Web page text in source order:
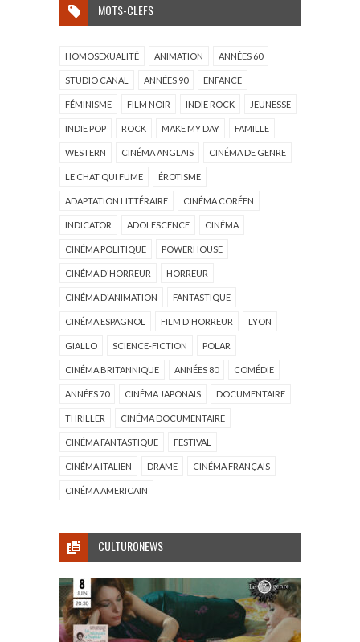
MOTS-CLEFS
HOMOSEXUALITÉ ANIMATION ANNÉES 60
STUDIO CANAL ANNÉES 90 ENFANCE
FÉMINISME FILM NOIR INDIE ROCK JEUNESSE
INDIE POP ROCK MAKE MY DAY FAMILLE
WESTERN CINÉMA ANGLAIS CINÉMA DE GENRE
LE CHAT QUI FUME ÉROTISME
ADAPTATION LITTÉRAIRE CINÉMA CORÉEN
INDICATOR ADOLESCENCE CINÉMA
CINÉMA POLITIQUE POWERHOUSE
CINÉMA D'HORREUR HORREUR
CINÉMA D'ANIMATION FANTASTIQUE
CINÉMA ESPAGNOL FILM D'HORREUR LYON
GIALLO SCIENCE-FICTION POLAR
CINÉMA BRITANNIQUE ANNÉES 80 COMÉDIE
ANNÉES 70 CINÉMA JAPONAIS DOCUMENTAIRE
THRILLER CINÉMA DOCUMENTAIRE
CINÉMA FANTASTIQUE FESTIVAL
CINÉMA ITALIEN DRAME CINÉMA FRANÇAIS
CINÉMA AMERICAIN
CULTURONEWS